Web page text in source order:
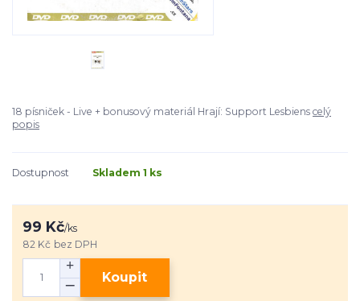
18 písniček - Live + bonusový materiál Hrají: Support Lesbiens celý
popis
Dostupnost Skladem 1 ks
99 Kč/ks
82 Kč bez DPH
Koupit